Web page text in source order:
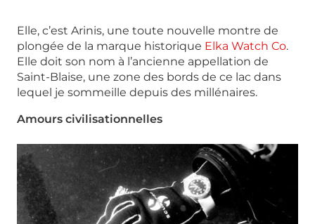
Elle, c’est Arinis, une toute nouvelle montre de
plongée de la marque historique Elka Watch Co.
Elle doit son nom à l’ancienne appellation de
Saint-Blaise, une zone des bords de ce lac dans
lequel je sommeille depuis des millénaires.
Amours civilisationnelles